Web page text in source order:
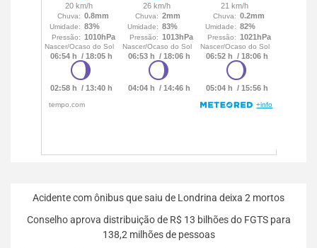
Acidente com ônibus que saiu de Londrina deixa 2 mortos
Conselho aprova distribuição de R$ 13 bilhões do FGTS para
138,2 milhões de pessoas